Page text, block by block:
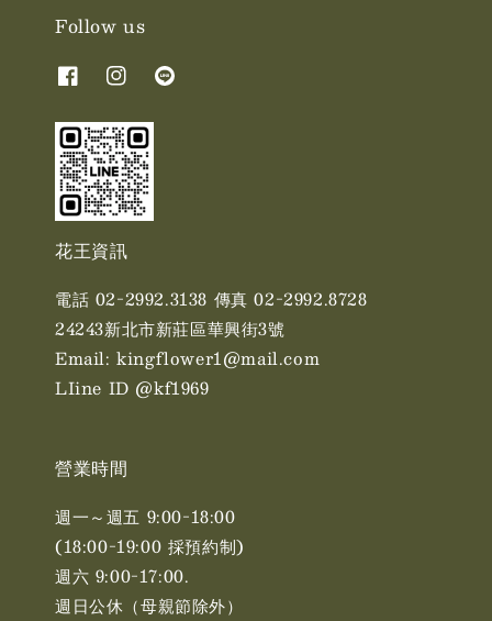
Follow us
花王資訊
電話 02-2992.3138 傳真 02-2992.8728
24243新北市新莊區華興街3號
Email: kingflower1@mail.com
LIine ID @kf1969
營業時間
週一～週五 9:00-18:00
(18:00-19:00 採預約制)
週六 9:00-17:00. ​​
週日公休（母親節除外）